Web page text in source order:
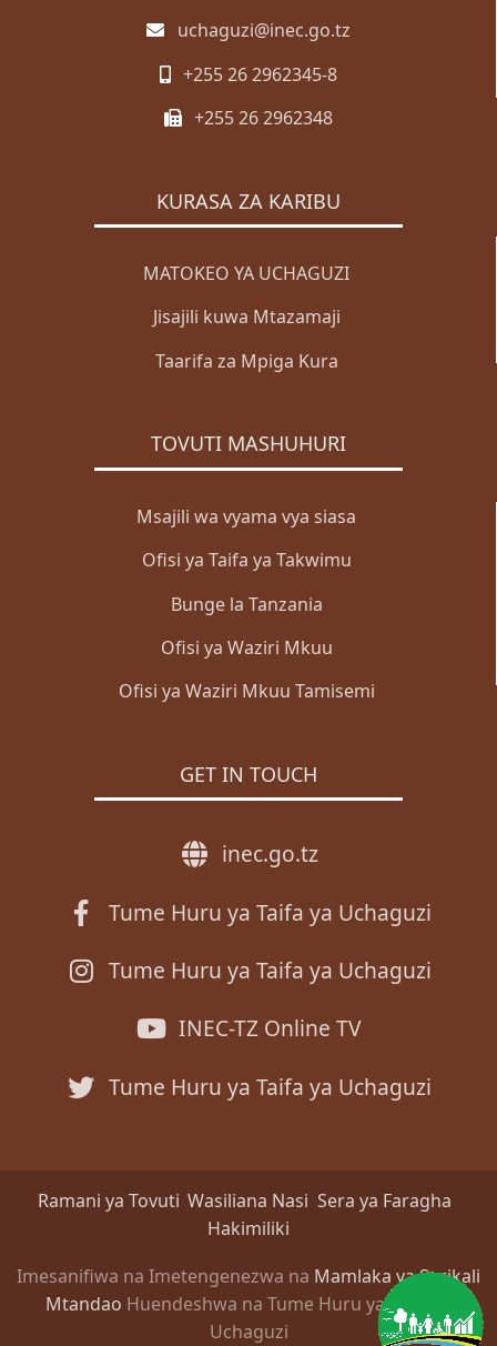
uchaguzi@inec.go.tz
+255 26 2962345-8
+255 26 2962348
KURASA ZA KARIBU
MATOKEO YA UCHAGUZI
Jisajili kuwa Mtazamaji
Taarifa za Mpiga Kura
TOVUTI MASHUHURI
Msajili wa vyama vya siasa
Ofisi ya Taifa ya Takwimu
Bunge la Tanzania
Ofisi ya Waziri Mkuu
Ofisi ya Waziri Mkuu Tamisemi
GET IN TOUCH
inec.go.tz
Tume Huru ya Taifa ya Uchaguzi
Tume Huru ya Taifa ya Uchaguzi
INEC-TZ Online TV
Tume Huru ya Taifa ya Uchaguzi
Ramani ya Tovuti Wasiliana Nasi Sera ya Faragha
Hakimiliki
Imesanifiwa na Imetengenezwa na Mamlaka ya Serikali
Mtandao Huendeshwa na Tume Huru ya Taifa ya
Uchaguzi